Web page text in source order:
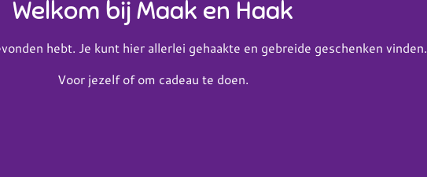
Welkom bij Maak en Haak
hebt. Je kunt hier allerlei gehaakte en gebreide geschenken vinden.
Voor jezelf of om cadeau te doen.